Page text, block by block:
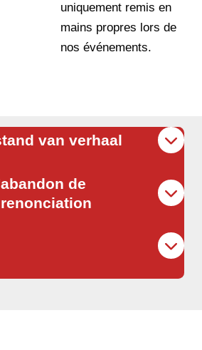
uniquement remis en
mains propres lors de
nos événements.
van verhaal
de